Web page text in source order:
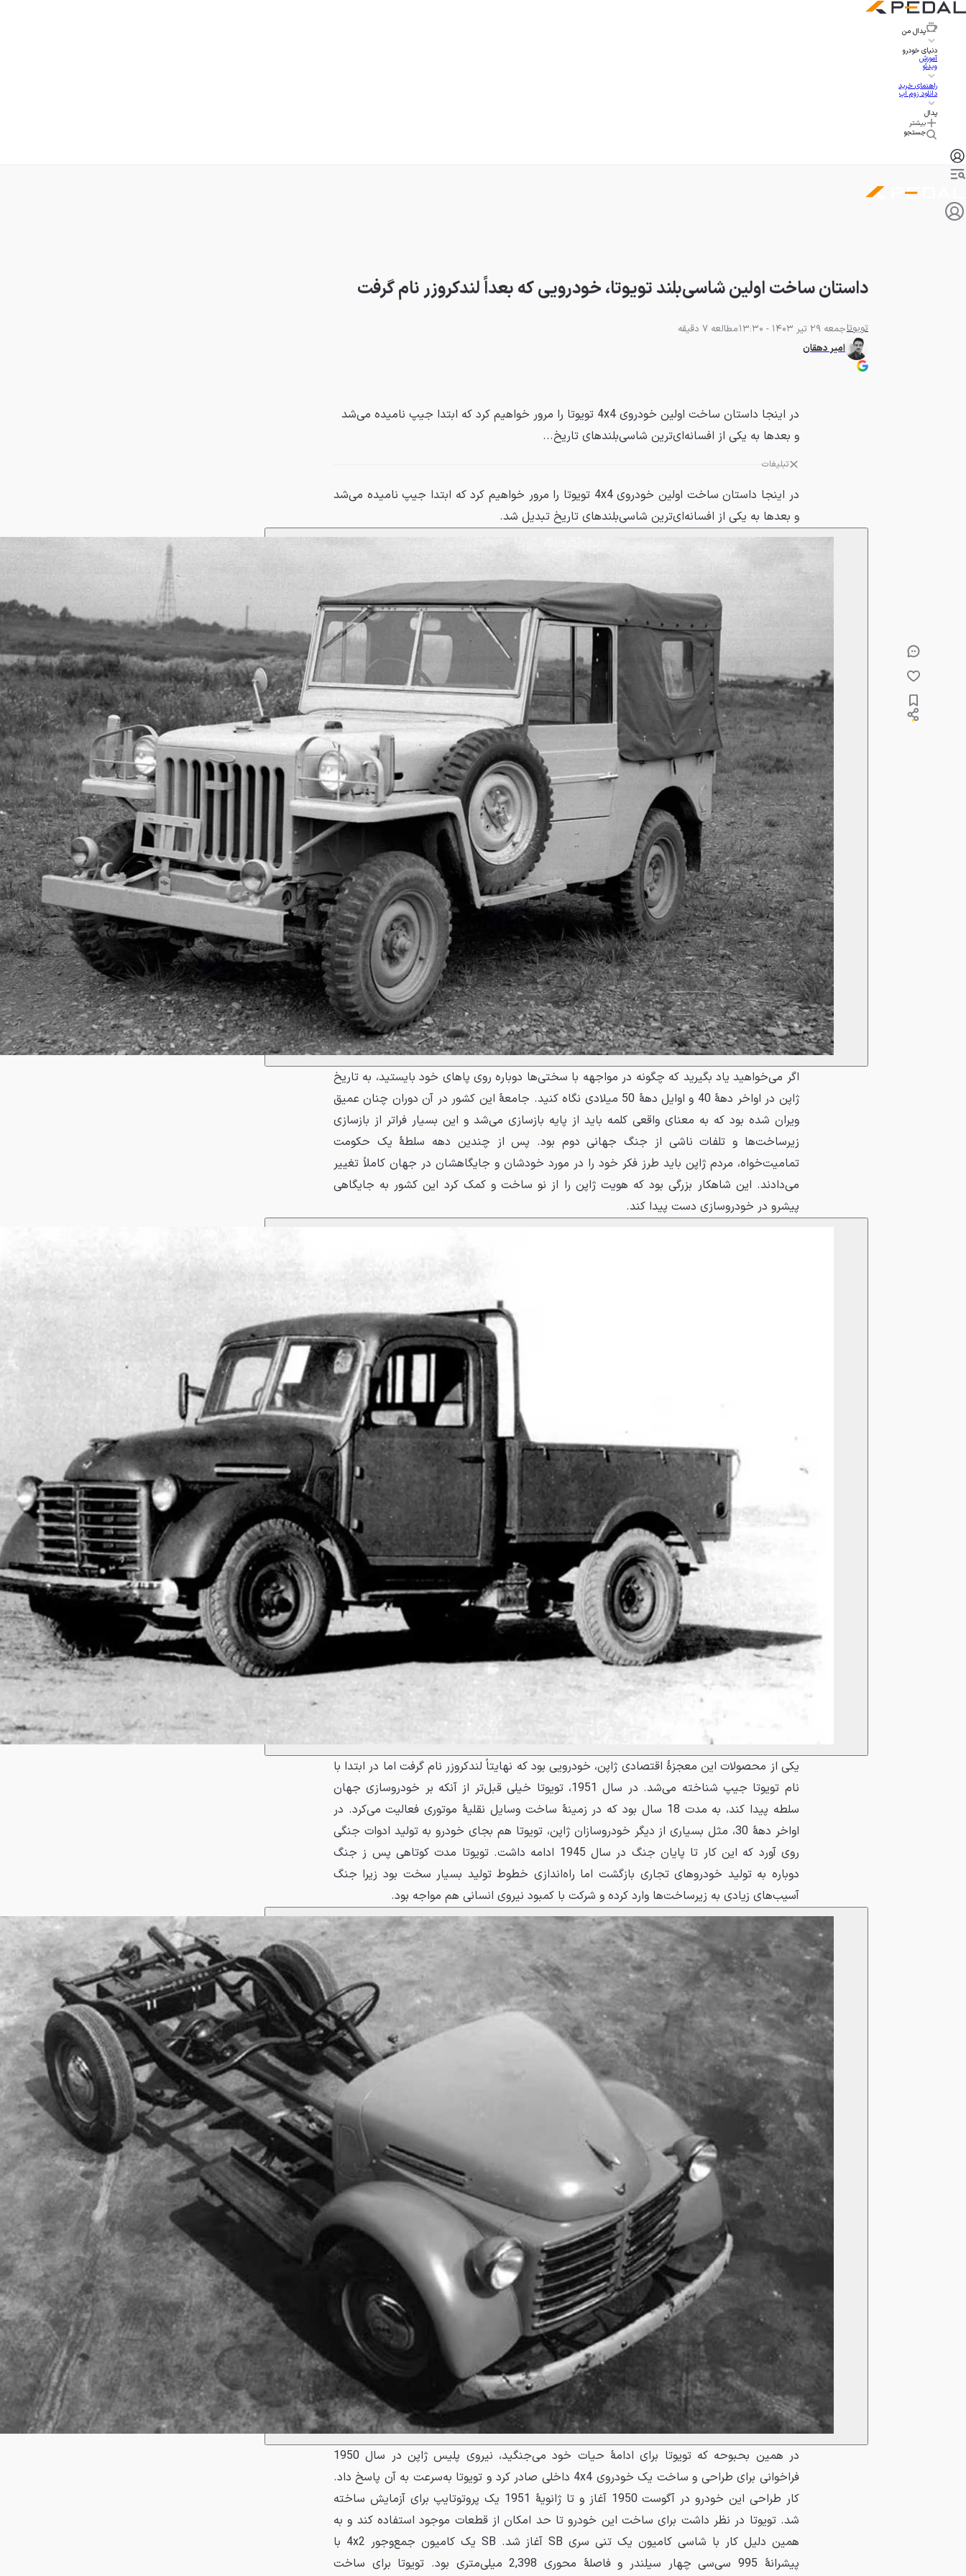
پدال من
دنیای خودرو
آموزش
ویدئو
راهنمای خرید
دانلود زوم اپ
پدال
بیشتر
جستجو
داستان ساخت اولین شاسی‌بلند تویوتا، خودرویی که بعداً لندکروزر نام گرفت
تویوتاجمعه 29 تیر 1403 - 13:30
مطالعه 7 دقیقه
امیر دهقان
در اینجا داستان ساخت اولین خودروی 4x4 تویوتا را مرور خواهیم کرد که ابتدا جیپ نامیده می‌شد
و بعدها به یکی از افسانه‌ای‌ترین شاسی‌بلندهای تاریخ...
تبلیغات
در اینجا داستان ساخت اولین خودروی 4x4 تویوتا را مرور خواهیم کرد که ابتدا جیپ نامیده می‌شد
و بعدها به یکی از افسانه‌ای‌ترین شاسی‌بلندهای تاریخ تبدیل شد.
اگر می‌خواهید یاد بگیرید که چگونه در مواجهه با سختی‌ها دوباره روی پاهای خود بایستید، به تاریخ
ژاپن در اواخر دههٔ 40 و اوایل دههٔ 50 میلادی نگاه کنید. جامعهٔ این کشور در آن دوران چنان عمیق
ویران شده بود که به معنای واقعی کلمه باید از پایه بازسازی می‌شد و این بسیار فراتر از بازسازی
زیرساخت‌ها و تلفات ناشی از جنگ جهانی دوم بود. پس از چندین دهه سلطهٔ یک حکومت
تمامیت‌خواه، مردم ژاپن باید طرز فکر خود را در مورد خودشان و جایگاهشان در جهان کاملاً تغییر
می‌دادند. این شاهکار بزرگی بود که هویت ژاپن را از نو ساخت و کمک کرد این کشور به جایگاهی
پیشرو در خودروسازی دست پیدا کند.
یکی از محصولات این معجزهٔ اقتصادی ژاپن، خودرویی بود که نهایتاً لندکروزر نام گرفت اما در ابتدا با
نام تویوتا جیپ شناخته می‌شد. در سال 1951، تویوتا خیلی قبل‌تر از آنکه بر خودروسازی جهان
سلطه پیدا کند، به مدت 18 سال بود که در زمینهٔ ساخت وسایل نقلیهٔ موتوری فعالیت می‌کرد. در
اواخر دههٔ 30، مثل بسیاری از دیگر خودروسازان ژاپن، تویوتا هم بجای خودرو به تولید ادوات جنگی
روی آورد که این کار تا پایان جنگ در سال 1945 ادامه داشت. تویوتا مدت کوتاهی پس ز جنگ
دوباره به تولید خودروهای تجاری بازگشت اما راه‌اندازی خطوط تولید بسیار سخت بود زیرا جنگ
آسیب‌های زیادی به زیرساخت‌ها وارد کرده و شرکت با کمبود نیروی انسانی هم مواجه بود.
در همین بحبوحه که تویوتا برای ادامهٔ حیات خود می‌جنگید، نیروی پلیس ژاپن در سال 1950
فراخوانی برای طراحی و ساخت یک خودروی 4x4 داخلی صادر کرد و تویوتا به‌سرعت به آن پاسخ داد.
کار طراحی این خودرو در آگوست 1950 آغاز و تا ژانویهٔ 1951 یک پروتوتایپ برای آزمایش ساخته
شد. تویوتا در نظر داشت برای ساخت این خودرو تا حد امکان از قطعات موجود استفاده کند و به
همین دلیل کار با شاسی کامیون یک تنی سری SB آغاز شد. SB یک کامیون جمع‌وجور 4x2 با
پیشرانهٔ 995 سی‌سی چهار سیلندر و فاصلهٔ محوری 2,398 میلی‌متری بود. تویوتا برای ساخت